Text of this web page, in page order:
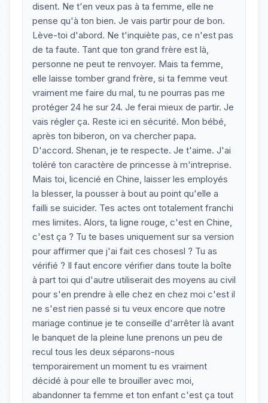
disent. Ne t'en veux pas à ta femme, elle ne
pense qu'à ton bien. Je vais partir pour de bon.
Lève-toi d'abord. Ne t'inquiète pas, ce n'est pas
de ta faute. Tant que ton grand frère est là,
personne ne peut te renvoyer. Mais ta femme,
elle laisse tomber grand frère, si ta femme veut
vraiment me faire du mal, tu ne pourras pas me
protéger 24 he sur 24. Je ferai mieux de partir. Je
vais régler ça. Reste ici en sécurité. Mon bébé,
après ton biberon, on va chercher papa.
D'accord. Shenan, je te respecte. Je t'aime. J'ai
toléré ton caractère de princesse à m'intreprise.
Mais toi, licencié en Chine, laisser les employés
la blesser, la pousser à bout au point qu'elle a
failli se suicider. Tes actes ont totalement franchi
mes limites. Alors, ta ligne rouge, c'est en Chine,
c'est ça ? Tu te bases uniquement sur sa version
pour affirmer que j'ai fait ces chosesl ? Tu as
vérifié ? Il faut encore vérifier dans toute la boîte
à part toi qui d'autre utiliserait des moyens au civil
pour s'en prendre à elle chez en chez moi c'est il
ne s'est rien passé si tu veux encore que notre
mariage continue je te conseille d'arrêter là avant
le banquet de la pleine lune prenons un peu de
recul tous les deux séparons-nous
temporairement un moment tu es vraiment
décidé à pour elle te brouiller avec moi,
abandonner ta femme et ton enfant c'est ça tout